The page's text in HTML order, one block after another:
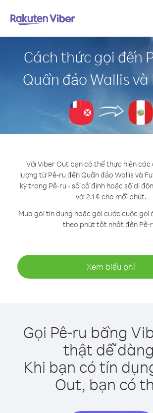
Cách thức gọi đến
Quần đảo Wallis
Với Viber Out bạn có thể thực hiện
lượng từ Pê-ru đến Quần đảo Wallis và
kỳ trong Pê-ru - số cố định hoặc số di
với 2.1 ¢ cho mỗi phút.
Mua gói tín dụng hoặc gói cước cuộc gọi
theo phút tốt nhất đến Pê-
Xem biểu phí
Gọi Pê-ru bằng
thật dễ
Khi bạn có tín
Out, bạn có